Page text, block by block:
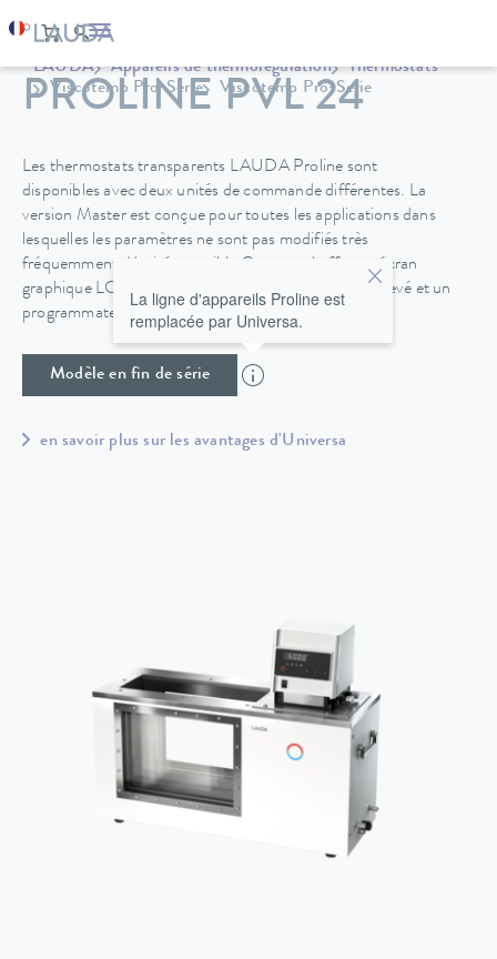
LAUDA Appareils de thermorégulation
Thermostats
Viscotemp Pro-Serie
Viscotemp Pro-Serie
PROLINE PVL 24
Les thermostats transparents LAUDA Proline sont
disponibles avec deux unités de commande différentes. La
version Master est conçue pour toutes les applications dans
lesquelles les paramètres ne sont pas modifiés très
fréquemment. L'unité amovible Command offre un écran
graphique LCD qui garantit un confort d'utilisation élevé et un
programmateur supplémentaire.
Modèle en fin de série
La ligne d'appareils Proline est
remplacée par Universa.
en savoir plus sur les avantages d'Universa